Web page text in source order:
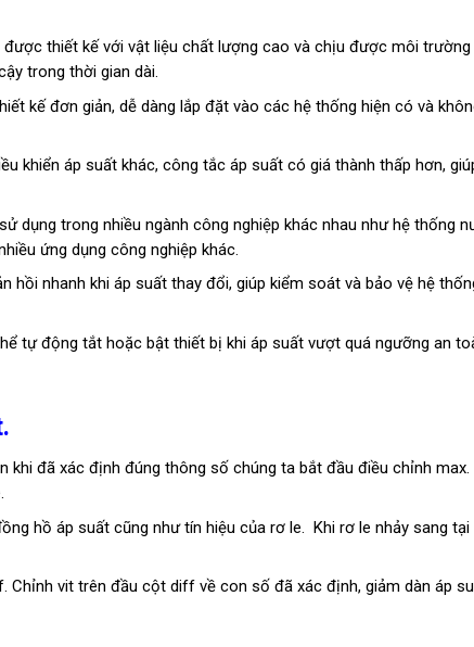
thiết kế với vật liệu chất lượng cao và chịu được môi trường
trong thời gian dài.
kế đơn giản, dễ dàng lắp đặt vào các hệ thống hiện có và
khiển áp suất khác, công tắc áp suất có giá thành thấp hơn,
dụng trong nhiều ngành công nghiệp khác nhau như hệ thống
ứng dụng công nghiệp khác.
hồi nhanh khi áp suất thay đổi, giúp kiểm soát và bảo vệ hệ
tự động tắt hoặc bật thiết bị khi áp suất vượt quá ngưỡng an
đã xác định đúng thông số chúng ta bắt đầu điều chỉnh max.
hồ áp suất cũng như tín hiệu của rơ le. Khi rơ le nhảy sang tại
vit trên đầu cột diff về con số đã xác định, giảm dàn áp